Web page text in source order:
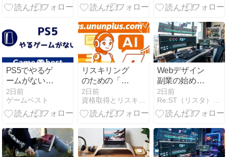
商品開発の見
体例で解説
覧【2026年8
PS5でやるゲ
ームがないと
感じるのはな
ぜ？対処法や
避けるべきゲ
おすすめの名
作・新作ソフ
ト13選
2日前
ゲームベスト
リスキリング
のための「イ
ンフォグラフ
ィックス」入
門：複雑な話
伝える
2日前
Webデザイン
副業の始め方
｜未経験から
の実践ロード
マップ
2日前